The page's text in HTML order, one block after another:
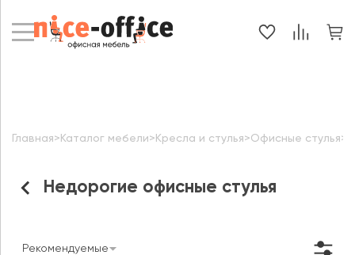
Недорогие офисные стулья
Главная> Каталог мебели> Кресла и стулья>Офисные стулья>
Рекомендуемые